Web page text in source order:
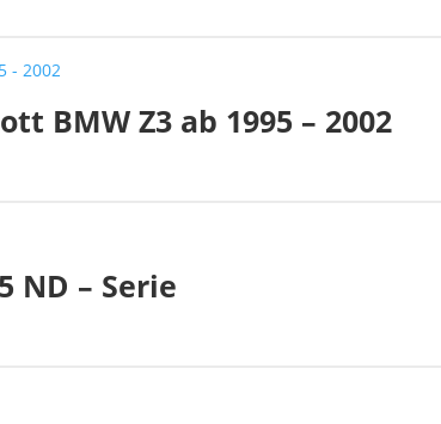
BMW Z3 ab 1995 – 2002
ND – Serie